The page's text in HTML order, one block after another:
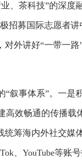
、茶科技”的深度
招募国际志愿者
外讲好“一带一
“叙事体系”。一
高效畅通的传播载
统筹海内外社交媒
、YouTube等账